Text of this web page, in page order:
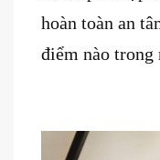
hoàn toàn an
điểm nào trong